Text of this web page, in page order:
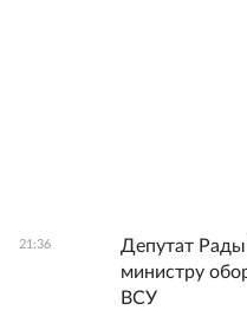
21:36
Депутат
министру
ВСУ